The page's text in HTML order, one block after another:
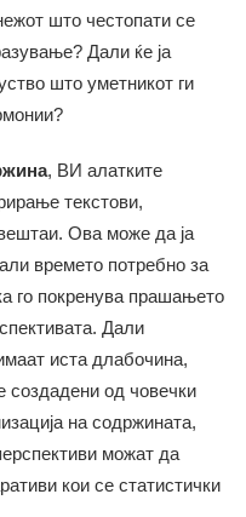
што честопати се
Дали ќе ја
што уметникот ги
, ВИ алатките
текстови,
Ова може да ја
времето потребно за
го покренува прашањето
Дали
иста длабочина,
создадени од човечки
на содржината,
можат да
кои се статистички